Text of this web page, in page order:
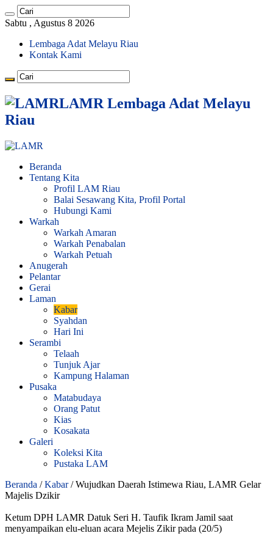
Sabtu , Agustus 8 2026
Lembaga Adat Melayu Riau
Kontak Kami
LAMR Lembaga Adat Melayu
Riau
Beranda
Tentang Kita
Profil LAM Riau
Balai Sesawang Kita, Profil Portal
Hubungi Kami
Warkah
Warkah Amaran
Warkah Penabalan
Warkah Petuah
Anugerah
Pelantar
Gerai
Laman
Kabar
Syahdan
Hari Ini
Serambi
Telaah
Tunjuk Ajar
Kampung Halaman
Pusaka
Matabudaya
Orang Patut
Kias
Kosakata
Galeri
Koleksi Kita
Pustaka LAM
Beranda / Kabar / Wujudkan Daerah Istimewa Riau, LAMR Gelar
Majelis Dzikir
Ketum DPH LAMR Datuk Seri H. Taufik Ikram Jamil saat
menyampaikan elu-eluan acara Mejelis Zikir pada (20/5)